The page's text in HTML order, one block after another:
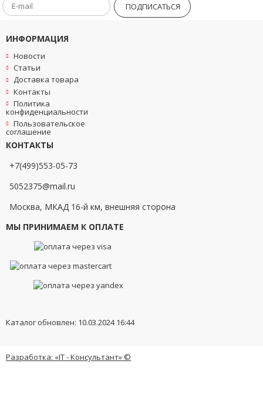
ПОДПИСАТЬСЯ
ИНФОРМАЦИЯ
Новости
Статьи
Доставка товара
Контакты
Политика
конфиденциальности
Пользовательское
соглашение
КОНТАКТЫ
+7(499)553-05-73
5052375@mail.ru
Москва, МКАД 16-й км, внешняя сторона
МЫ ПРИНИМАЕМ К ОПЛАТЕ
Каталог обновлен: 10.03.2024 16:44
Разработка: «IT - Консультант» ©